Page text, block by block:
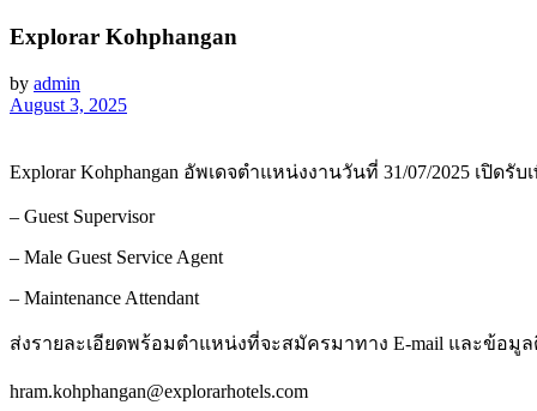
Explorar Kohphangan
by admin
August 3, 2025
Explorar Kohphangan อัพเดจตำแหน่งงานวันที่ 31/07/2025 เปิด
– Guest Supervisor
– Male Guest Service Agent
– Maintenance Attendant
ส่งรายละเอียดพร้อมตำแหน่งที่จะสมัครมาทาง E-mail และข้อมู
hram.kohphangan@explorarhotels.com